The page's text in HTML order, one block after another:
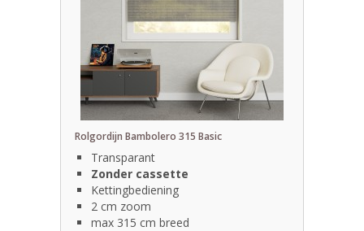
Rolgordijn Bambolero 315 Basic
Transparant
Zonder cassette
Kettingbediening
2 cm zoom
max 315 cm breed